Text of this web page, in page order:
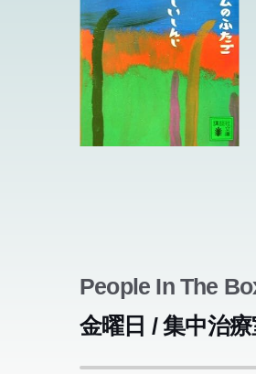
だまされる才覚がひとにな
う。―星の見えない村のプ
られたふたご。ひとりは手
のの運命に従い彼らが果た
いた長編小説。
People In The
金曜日 / 集中治
だまされる才覚がひとにな
う。―星の見えない村のプ
られたふたご。ひとりは手
のの運命に従い彼らが果た
いた長編小説。